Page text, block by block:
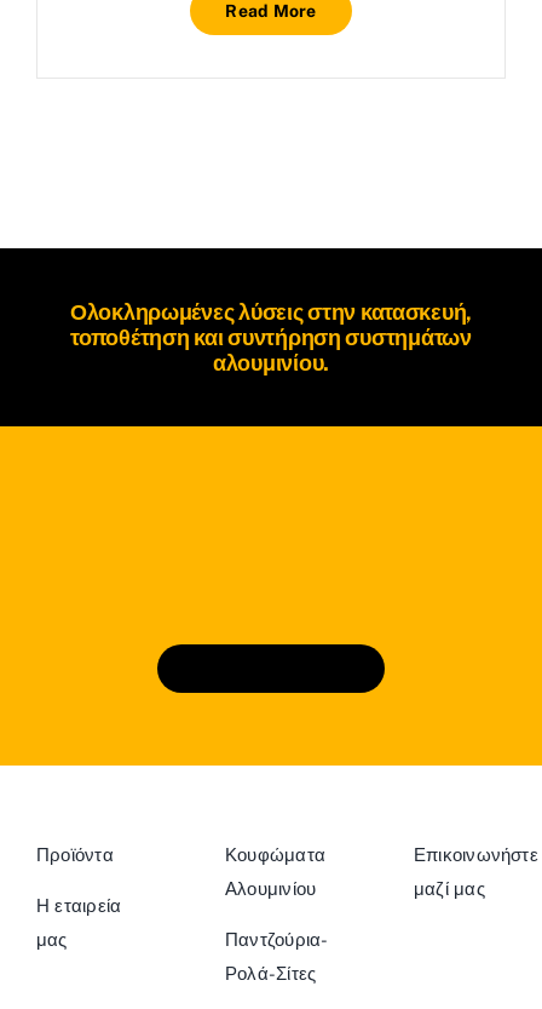
Read More
Ολοκληρωμένες λύσεις στην κατασκευή,
τοποθέτηση και συντήρησησυστημάτων
αλουμινίου.
Προϊόντα
Η εταιρεία
μας
Κουφώματα
Αλουμινίου
Παντζούρια-
Ρολά-Σίτες
Επικοινωνήστε
μαζί μας